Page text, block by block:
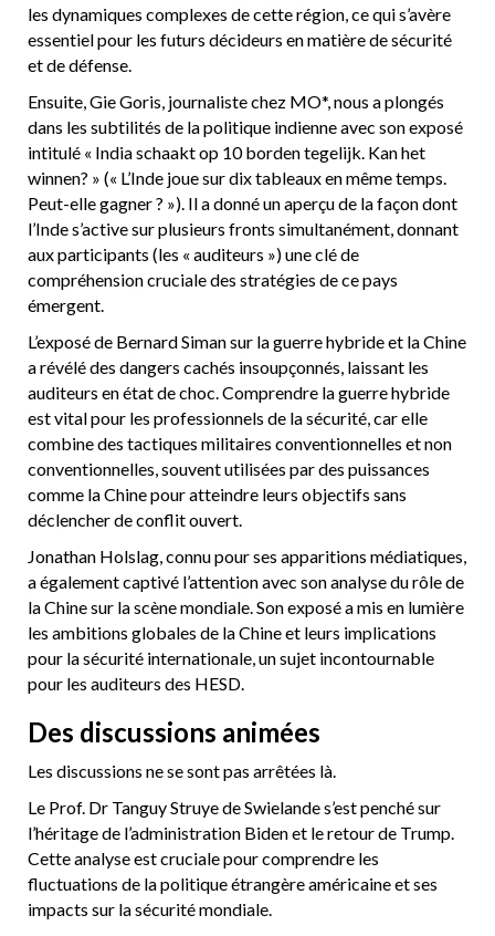
les dynamiques complexes de cette région, ce qui s’avère
essentiel pour les futurs décideurs en matière de sécurité
et de défense.
Ensuite, Gie Goris, journaliste chez MO*, nous a plongés
dans les subtilités de la politique indienne avec son exposé
intitulé « India schaakt op 10 borden tegelijk. Kan het
winnen? » (« L’Inde joue sur dix tableaux en même temps.
Peut-elle gagner ? »). Il a donné un aperçu de la façon dont
l’Inde s’active sur plusieurs fronts simultanément, donnant
aux participants (les « auditeurs ») une clé de
compréhension cruciale des stratégies de ce pays
émergent.
L’exposé de Bernard Siman sur la guerre hybride et la Chine
a révélé des dangers cachés insoupçonnés, laissant les
auditeurs en état de choc. Comprendre la guerre hybride
est vital pour les professionnels de la sécurité, car elle
combine des tactiques militaires conventionnelles et non
conventionnelles, souvent utilisées par des puissances
comme la Chine pour atteindre leurs objectifs sans
déclencher de conflit ouvert.
Jonathan Holslag, connu pour ses apparitions médiatiques,
a également captivé l’attention avec son analyse du rôle de
la Chine sur la scène mondiale. Son exposé a mis en lumière
les ambitions globales de la Chine et leurs implications
pour la sécurité internationale, un sujet incontournable
pour les auditeurs des HESD.
Des discussions animées
Les discussions ne se sont pas arrêtées là.
Le Prof. Dr Tanguy Struye de Swielande s’est penché sur
l’héritage de l’administration Biden et le retour de Trump.
Cette analyse est cruciale pour comprendre les
fluctuations de la politique étrangère américaine et ses
impacts sur la sécurité mondiale.